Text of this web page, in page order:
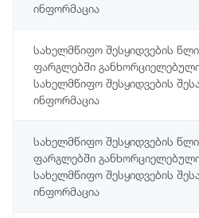
ინფორმაცია
სახელმწიფო შესყიდვების
ფარგლებში
სახელმწიფო შესყიდვების
ინფორმაცია
სახელმწიფო შესყიდვების
ფარგლებში
სახელმწიფო შესყიდვების
ინფორმაცია